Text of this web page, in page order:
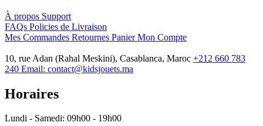
À propos Support
FAQs Policies de Livraison
Mes Commandes Retournes Panier Mon Compte
10, rue Adan (Rahal Meskini), Casablanca, Maroc +212 660 783
240 Email: contact@kidsjouets.ma
Horaires
Lundi - Samedi: 09h00 - 19h00